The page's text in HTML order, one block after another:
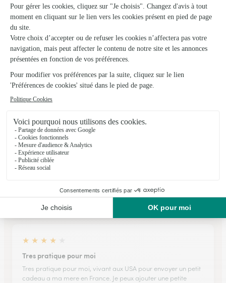
Arreau
★★★★ ★4.6 (39)
6, place Monument
Voir la boutique
Ils ont fait livrer des fleurs ou une plante à
Gazost
★ ★ ★ ★ ★
Tres satisfaite des services …
20/01/2026
★ ★ ★ ★
Tres pratique pour moi
Tres pratique pour moi, vivant aux USA pour envoyer un petit
cadeau a ma mere en France. Je peux ajouter une petite